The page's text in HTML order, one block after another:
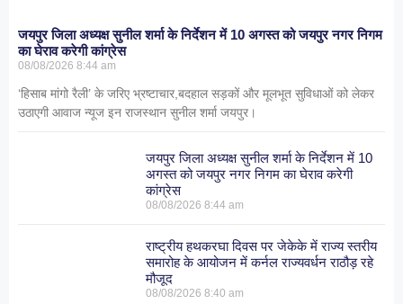
जयपुर जिला अध्यक्ष सुनील शर्मा के निर्देशन में 10 अगस्त को जयपुर नगर निगम
का घेराव करेगी कांग्रेस
08/08/2026 8:44 am
‘हिसाब मांगो रैली’ के जरिए भ्रष्टाचार,बदहाल सड़कों और मूलभूत सुविधाओं को लेकर
उठाएगी आवाज न्यूज इन राजस्थान सुनील शर्मा जयपुर।
जयपुर जिला अध्यक्ष सुनील शर्मा के निर्देशन में 10
अगस्त को जयपुर नगर निगम का घेराव करेगी
कांग्रेस
08/08/20268:44 am
राष्ट्रीय हथकरघा दिवस पर जेकेके में राज्य स्तरीय
समारोह के आयोजन में कर्नल राज्यवर्धन राठौड़ रहे
मौजूद
08/08/20268:40 am